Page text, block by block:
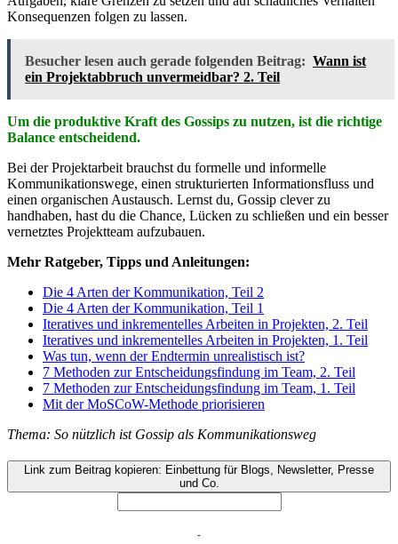
Konsequenzen folgen zu lassen.
Besucher lesen auch gerade folgenden Beitrag: Wann ist
ein Projektabbruch unvermeidbar? 2. Teil
Um die produktive Kraft des Gossips zu nutzen, ist die richtige
Balance entscheidend.
Bei der Projektarbeit brauchst du formelle und informelle
Kommunikationswege, einen strukturierten Informationsfluss und
einen organischen Austausch. Lernst du, Gossip clever zu
handhaben, hast du die Chance, Lücken zu schließen und ein besser
vernetztes Projektteam aufzubauen.
Mehr Ratgeber, Tipps und Anleitungen:
Die 4 Arten der Kommunikation, Teil 2
Die 4 Arten der Kommunikation, Teil 1
Iteratives und inkrementelles Arbeiten in Projekten, 2. Teil
Iteratives und inkrementelles Arbeiten in Projekten, 1. Teil
Was tun, wenn der Endtermin unrealistisch ist?
7 Methoden zur Entscheidungsfindung im Team, 2. Teil
7 Methoden zur Entscheidungsfindung im Team, 1. Teil
Mit der MoSCoW-Methode priorisieren
Thema: So nützlich ist Gossip als Kommunikationsweg
Link zum Beitrag kopieren: Einbettung für Blogs, Newsletter, Presse
und Co.
-